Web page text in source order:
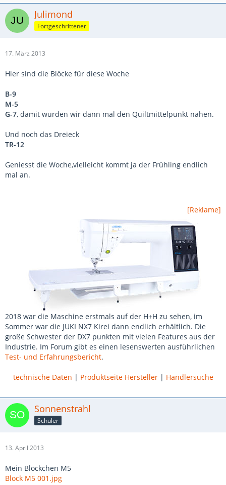
Julimond
Fortgeschrittener
17. März 2013
Hier sind die Blöcke für diese Woche
B-9
M-5
G-7, damit würden wir dann mal den Quiltmittelpunkt nähen.
Und noch das Dreieck
TR-12
Geniesst die Woche,vielleicht kommt ja der Frühling endlich
mal an.
[Reklame]
2018 war die Maschine erstmals auf der H+H zu sehen, im
Sommer war die JUKI NX7 Kirei dann endlich erhältlich. Die
große Schwester der DX7 punkten mit vielen Features aus der
Industrie. Im Forum gibt es einen lesenswerten ausführlichen
Test- und Erfahrungsbericht.
technische Daten | Produktseite Hersteller| Händlersuche
Sonnenstrahl
Schüler
13. April 2013
Mein Blöckchen M5
Block M5 001.jpg